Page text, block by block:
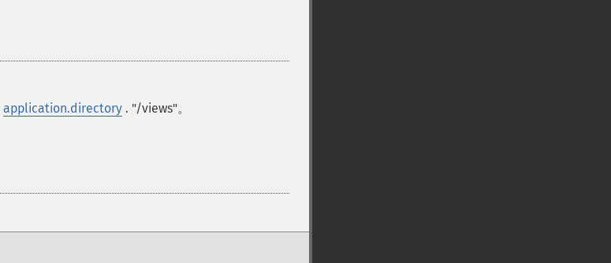
application.directory . "/views"。